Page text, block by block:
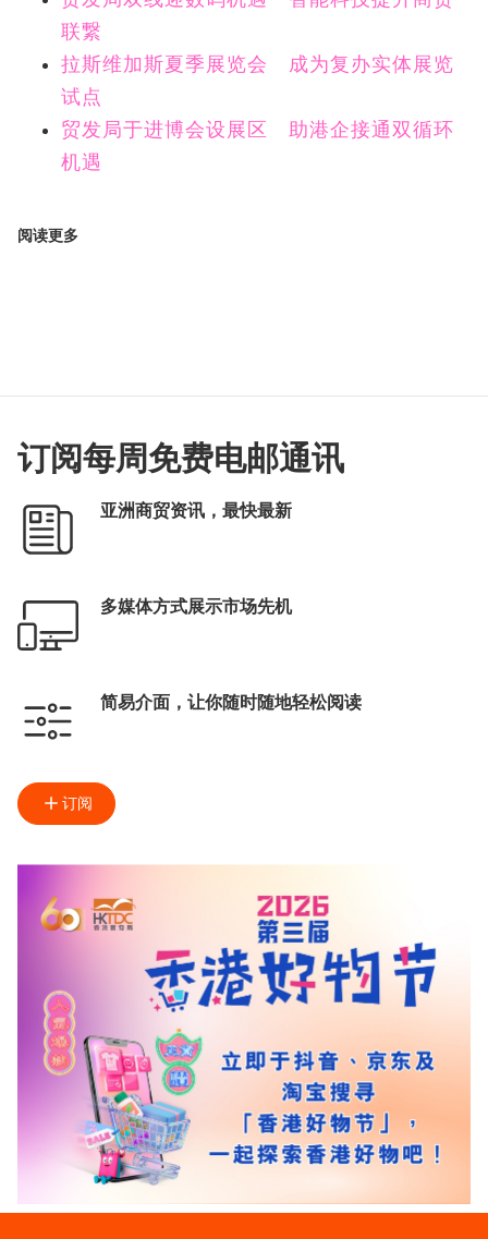
联繋
拉斯维加斯夏季展览会 成为复办实体展览
试点
贸发局于进博会设展区 助港企接通双循环
机遇
阅读更多
订阅每周免费电邮通讯
亚洲商贸资讯，最快最新
多媒体方式展示市场先机
简易介面，让你随时随地轻松阅读
订阅